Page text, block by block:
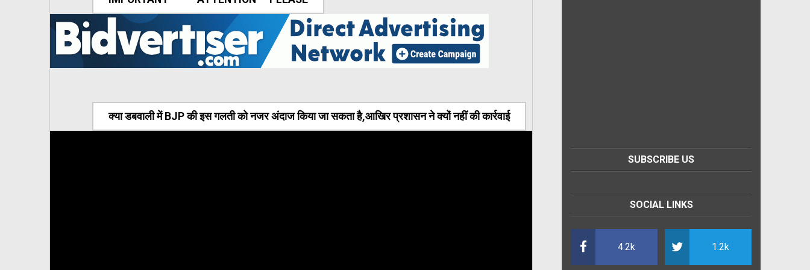
क्या डबवाली में BJP की इस गलती को नजर अंदाज किया जा सकता है,आखिर प्रशासन ने क्यों नहीं की कार्रवाई
SUBSCRIBE US
SOCIAL LINKS
4.2k 1.2k